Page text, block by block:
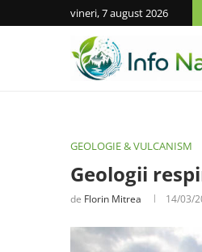
vineri, 7 august 2026
GEOLOGIE & VULCANISM
Geologii
de Florin Mitrea 14/03/